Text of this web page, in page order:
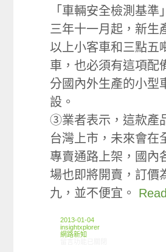
「車輛安全檢測基準
三年十一月起，新生
以上小客車和三點五
車，也必須有這項配
分國內外生產的小型
設。
③業者表示，這款產
台灣上市，未來會在
專賣通路上架，國內
場也即將開賣，訂價
九，並不便宜。
2013-01-04
insightxplorer
網路新知